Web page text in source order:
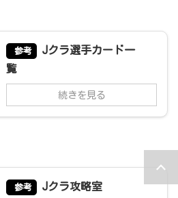
参考
Jクラ選手カード一
覧
続きを見る
参考 Jクラ攻略室